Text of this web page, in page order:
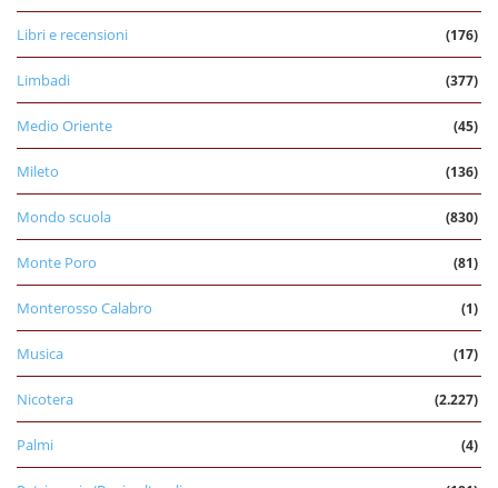
Libri e recensioni (176)
Limbadi (377)
Medio Oriente (45)
Mileto (136)
Mondo scuola (830)
Monte Poro (81)
Monterosso Calabro (1)
Musica (17)
Nicotera (2.227)
Palmi (4)